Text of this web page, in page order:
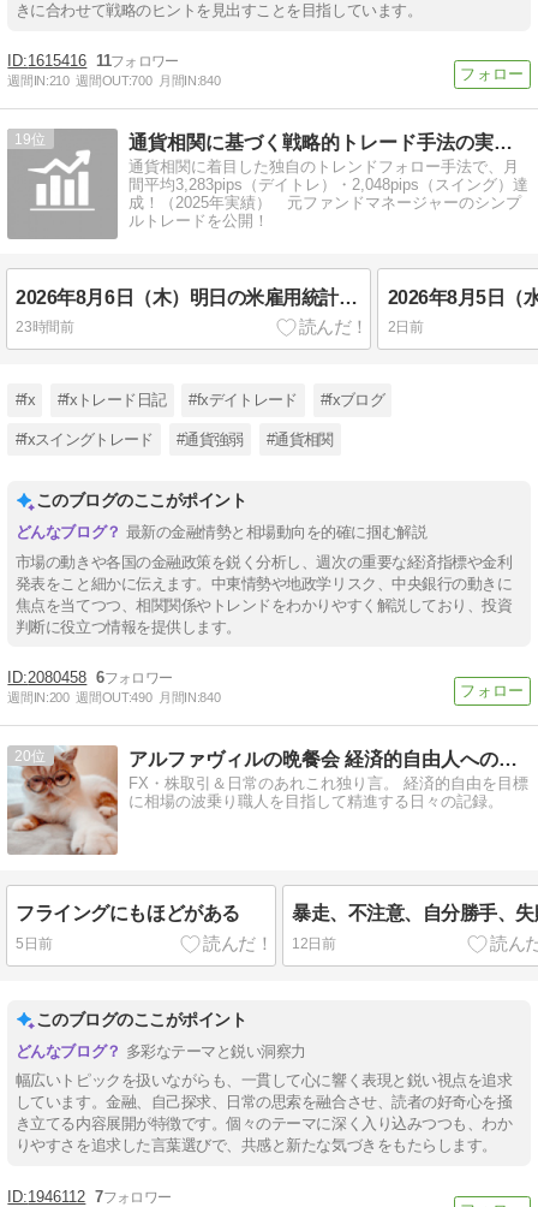
きに合わせて戦略のヒントを見出すことを目指しています。
1615416 11
週間IN:210 週間OUT:700 月間IN:840
19 通貨相関に基づく戦略的トレード手法の実践LOG
通貨相関に着目した独自のトレンドフォロー手法で、月
間平均3,283pips（デイトレ）・2,048pips（スイング）達
成！（2025年実績） 元ファンドマネージャーのシンプ
ルトレードを公開！
2026年8月6日（木）明日の米雇用統計を前に様子見？
23時間前 2日前
#fx #fxトレード日記 #fxデイトレード #fxブログ
#fxスイングトレード #通貨強弱 #通貨相関
このブログのここがポイント
最新の金融情勢と相場動向を的確に掴む解説
市場の動きや各国の金融政策を鋭く分析し、週次の重要な経済指標や金利
発表をこと細かに伝えます。中東情勢や地政学リスク、中央銀行の動きに
焦点を当てつつ、相関関係やトレンドをわかりやすく解説しており、投資
判断に役立つ情報を提供します。
2080458 6
週間IN:200 週間OUT:490 月間IN:840
20 アルファヴィルの晩餐会 経済的自由人への道 Seaso…
FX・株取引＆日常のあれこれ独り言。 経済的自由を目標
に相場の波乗り職人を目指して精進する日々の記録。
フライングにもほどがある
5日前
暴走、不注意、自分勝手、失
12日前
このブログのここがポイント
多彩なテーマと鋭い洞察力
幅広いトピックを扱いながらも、一貫して心に響く表現と鋭い視点を追求
しています。金融、自己探求、日常の思索を融合させ、読者の好奇心を掻
き立てる内容展開が特徴です。個々のテーマに深く入り込みつつも、わか
りやすさを追求した言葉選びで、共感と新たな気づきをもたらします。
1946112 7